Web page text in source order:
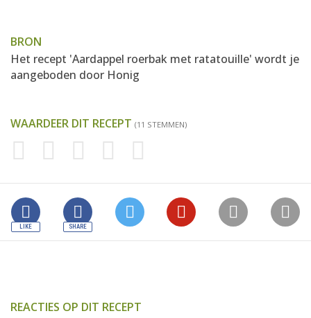
BRON
Het recept 'Aardappel roerbak met ratatouille' wordt je
aangeboden door Honig
WAARDEER DIT RECEPT (11 STEMMEN)
REACTIES OP DIT RECEPT